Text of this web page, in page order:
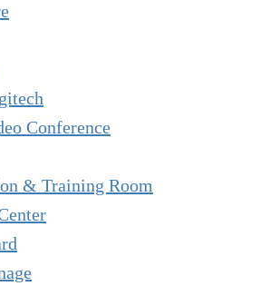
Conference
& Training Room